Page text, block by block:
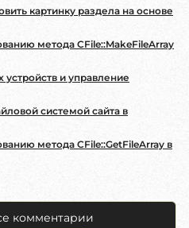
картинку раздела на основе
метода CFile::MakeFileArray
и управление
системой сайта в
метода CFile::GetFileArray в
комментарии